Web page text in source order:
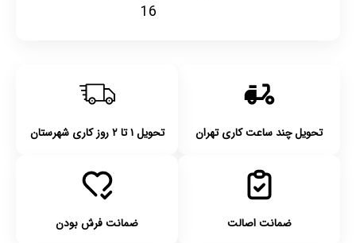
16
تحویل چند ساعت کاری تهران تحویل ۱ تا ۲ روز کاری شهرستان
ضمانت اصالت ضمانت فرش بودن